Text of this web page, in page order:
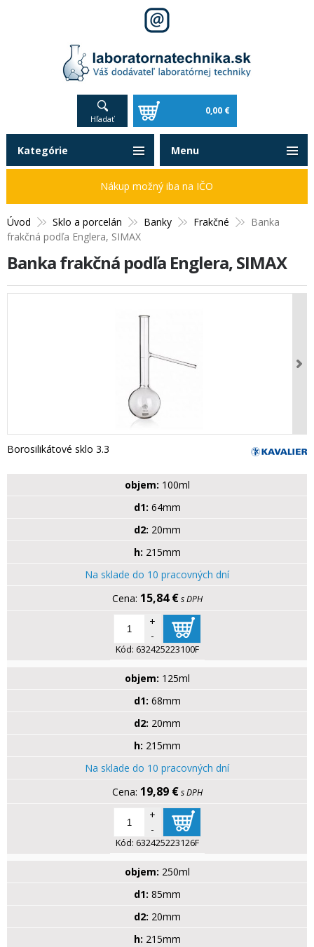
Hľadať
0,00 €
Úvod Sklo a porcelán Banky Frakčné
Banka
frakčná podľa Englera, SIMAX
Banka frakčná podľa Englera, SIMAX
Borosilikátové sklo 3.3
objem: 100ml
d1: 64mm
d2: 20mm
h: 215mm
Na sklade do 10 pracovných dní
15,84 € s DPH
+
-
Kód: 632425223100F
objem: 125ml
d1: 68mm
d2: 20mm
h: 215mm
Na sklade do 10 pracovných dní
19,89 € s DPH
+
-
Kód: 632425223126F
objem: 250ml
d1: 85mm
d2: 20mm
h: 215mm
Kategórie
Nákup možný iba na IČO
Menu